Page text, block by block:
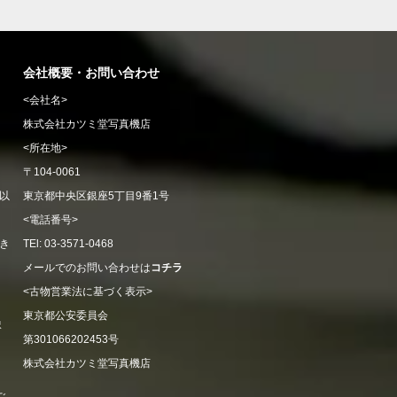
会社概要・お問い合わせ
<会社名>
株式会社カツミ堂写真機店
<所在地>
〒104-0061
東京都中央区銀座5丁目9番1号
<電話番号>
TEl: 03-3571-0468
メールでのお問い合わせはコチラ
<古物営業法に基づく表示>
東京都公安委員会
第301066202453号
株式会社カツミ堂写真機店